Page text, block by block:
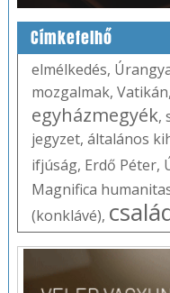
Címkefelhő
elmélkedés,
mozgalmak, Vatikán,
egyházmegyék,
jegyzet, általános
ifjúság, Erdő Péter,
Magnifica
(konklávé),